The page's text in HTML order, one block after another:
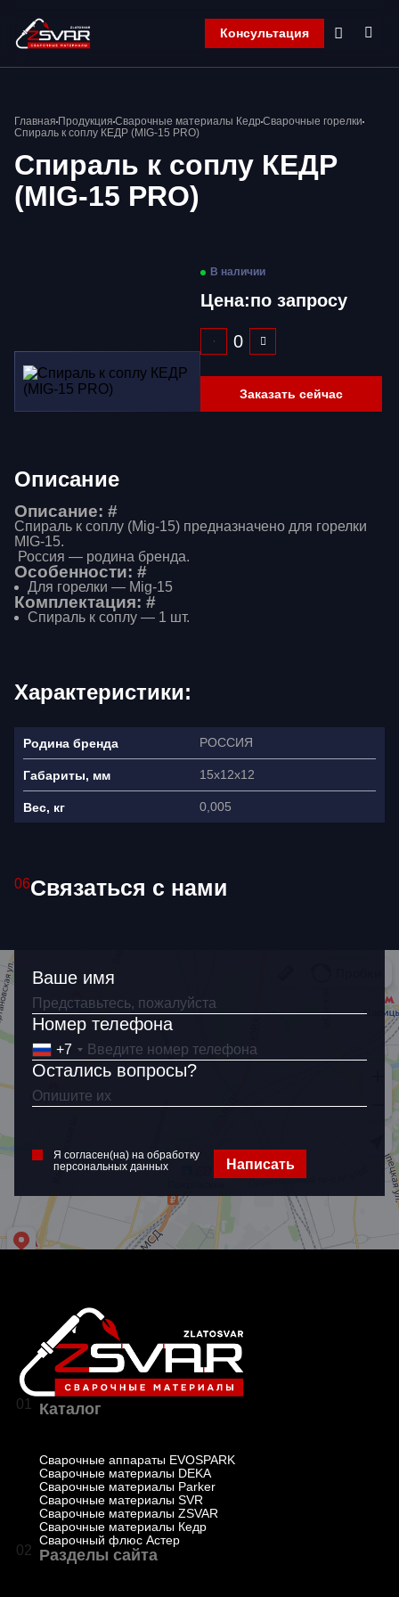
Консультация
Главная
Продукция
Контакты
Главная Продукция Сварочные материалы Кедр Сварочные горелки
Спираль к соплу КЕДР (MIG-15 PRO)
Спираль к соплу КЕДР
(MIG-15 PRO)
В наличии
Цена:по запросу
Заказать сейчас
Описание
Описание: #
Спираль к соплу (Mig-15) предназначено для горелки
MIG-15.
Россия — родина бренда.
Особенности: #
Для горелки — Mig-15
Комплектация: #
Спираль к соплу — 1 шт.
Характеристики:
Родина бренда РОССИЯ
Габариты, мм 15х12х12
Вес, кг 0,005
06Связаться с нами
Ваше имя
Номер телефона
+7
Остались вопросы?
Я согласен(на) на обработку
персональных данных
Написать
Ваше имя
Как связаться?
+7
персональных данных
01 Каталог
Сварочные аппараты EVOSPARK
Сварочные материалы DEKA
Сварочные материалы Parker
Сварочные материалы SVR
Сварочные материалы ZSVAR
Сварочные материалы Кедр
Сварочный флюс Астер
02 Разделы сайта